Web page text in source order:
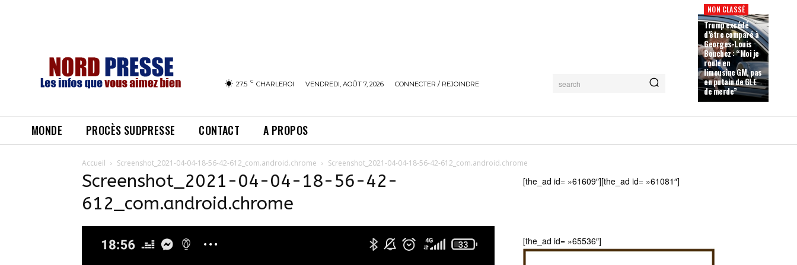
27.5 C CHARLEROI VENDREDI, AOÛT 7, 2026 CONNECTER / REJOINDRE search
NON CLASSÉ
Trump excédé
d’être comparé à
Georges-Louis
Bouchez : “Moi je
roule en
limousine GM, pas
en putain de GLE
de merde”
MONDE PROCÈS SUDPRESSE CONTACT A PROPOS
Accueil Screenshot_2021-04-04-18-56-42-612_com.android.chrome Screenshot_2021-04-04-18-56-42-612_com.android.chrome
Screenshot_2021-04-04-18-56-42-
612_com.android.chrome
[the_ad id= »61609″][the_ad id= »61081″]
[the_ad id= »65536″]